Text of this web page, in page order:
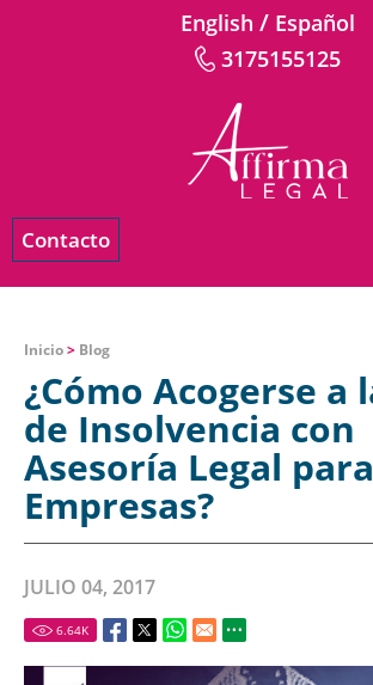
English / Español
3175155125
Contacto
Inicio> Blog
¿Cómo Acogerse a
de Insolvencia con
Asesoría Legal para
Empresas?
JULIO 04, 2017
6.64K